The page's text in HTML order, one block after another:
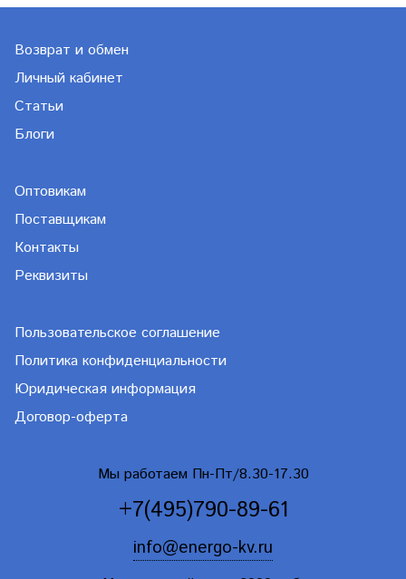
Возврат и обмен
Личный кабинет
Статьи
Блоги
Оптовикам
Поставщикам
Контакты
Реквизиты
Пользовательское соглашение
Политика конфиденциальности
Юридическая информация
Договор-оферта
Мы работаем Пн-Пт/8.30-17.30
+7(495)790-89-61
info@energo-kv.ru